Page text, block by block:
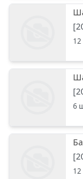
[
12
[
6
[
12